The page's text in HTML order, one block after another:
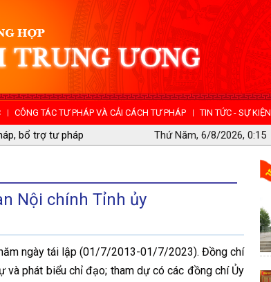
CÔNG TÁC TƯ PHÁP VÀ CẢI CÁCH TƯ PHÁP TIN TỨC - SỰ KIỆN
lập Thứ Năm, 6/8/2026, 0:15
Nội chính Tỉnh ủy
ngày tái lập (01/7/2013-01/7/2023). Đồng chí
và phát biểu chỉ đạo; tham dự có các đồng chí Ủy